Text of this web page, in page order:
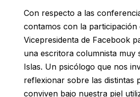
Con respecto a las
contamos con la participación
Vicepresidenta de Facebook
una escritora columnista muy
Islas. Un psicólogo que nos
reflexionar sobre las distintas
conviven bajo nuestra piel